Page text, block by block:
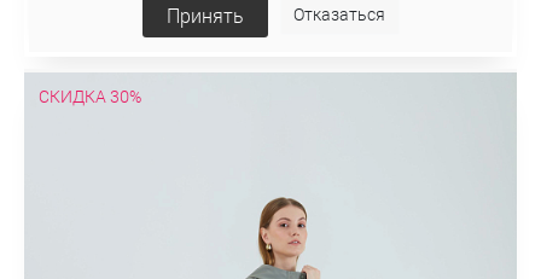
354,64 руб
СКИДКА 30%
Принять Отказаться